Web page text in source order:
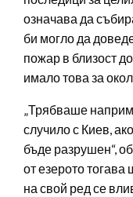
означава да
би могло да
пожар в близост
имало това за
„Трябваше
случило с Киев,
бъде разрушен“,
от езерото тогава
на свой ред се